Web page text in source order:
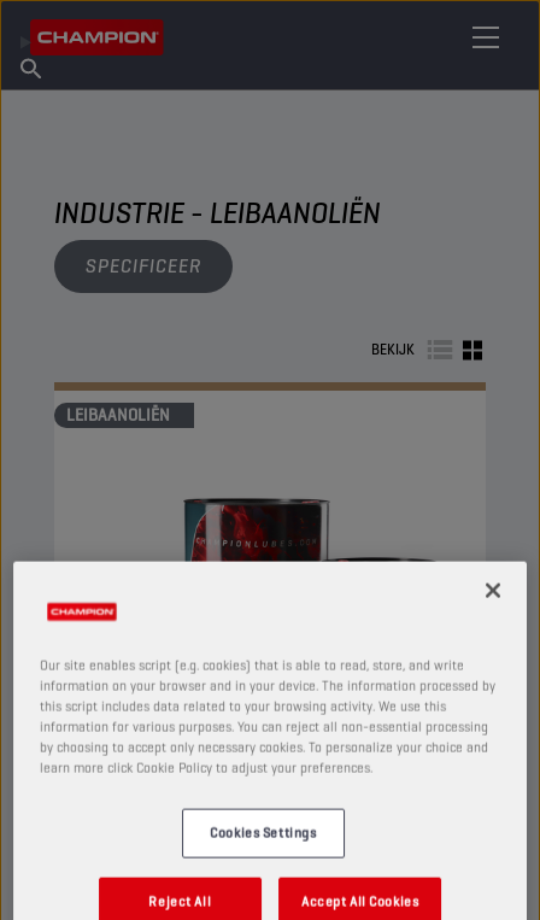
Over Champion
Vind een verkooppunt
INDUSTRIE - LEIBAANOLIËN
SPECIFICEER
BEKIJK
LEIBAANOLIËN
CHAMPIONWAY OIL
ISO 68
Our site enables script (e.g. cookies) that is able to read, store, and write
information on your browser and in your device. The information processed by
this script includes data related to your browsing activity. We use this
information for various purposes. You can reject all non-essential processing
by choosing to accept only necessary cookies. To personalize your choice and
learn more click Cookie Policy to adjust your preferences.
Cookies Settings
Reject All Accept All Cookies